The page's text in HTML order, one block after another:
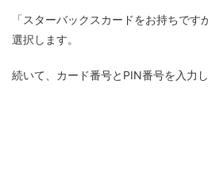
「スターバックスカードをお持ちで
選択します。
続いて、カード番号とPIN番号を入力し